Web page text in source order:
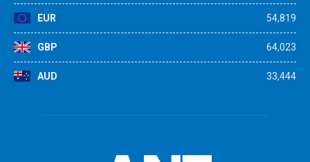
EUR 54,819
GBP 64,023
AUD 33,444